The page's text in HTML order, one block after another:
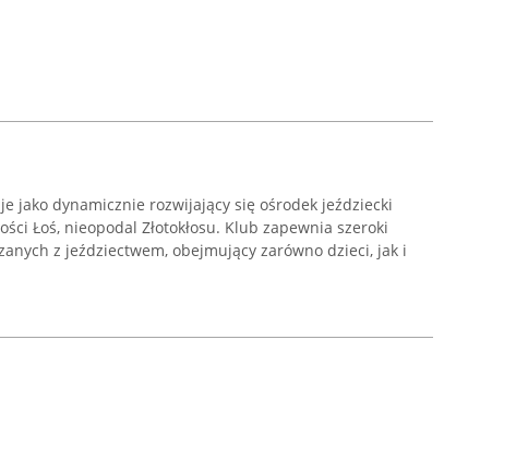
jako dynamicznie rozwijający się ośrodek jeździecki
Łoś, nieopodal Złotokłosu. Klub zapewnia szeroki
z jeździectwem, obejmujący zarówno dzieci, jak i